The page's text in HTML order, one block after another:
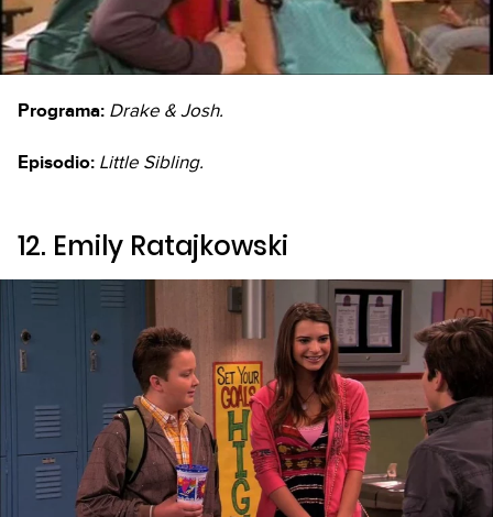
Programa: Drake & Josh.
Episodio: Little Sibling.
12. Emily Ratajkowski